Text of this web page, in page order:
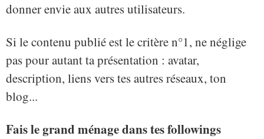
donner envie aux autres utilisateurs.
Si le contenu publié est le critère n°1, ne néglige
pas pour autant ta présentation : avatar,
description, liens vers tes autres réseaux, ton
blog...
Fais le grand ménage dans tes followings